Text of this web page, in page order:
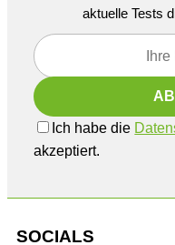
aktuelle Tests
Ich habe die
akzeptiert.
SOCIALS